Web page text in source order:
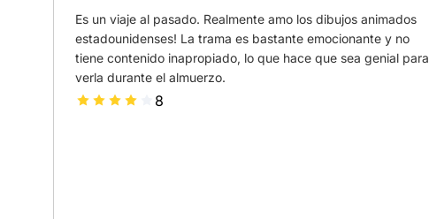
Es un viaje al pasado. Realmente amo los dibujos animados
estadounidenses! La trama es bastante emocionante y no
tiene contenido inapropiado, lo que hace que sea genial para
verla durante el almuerzo.
8